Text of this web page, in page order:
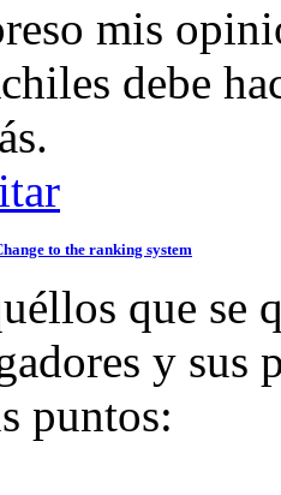
mis
debe
to the ranking system
que se
y sus
puntos: